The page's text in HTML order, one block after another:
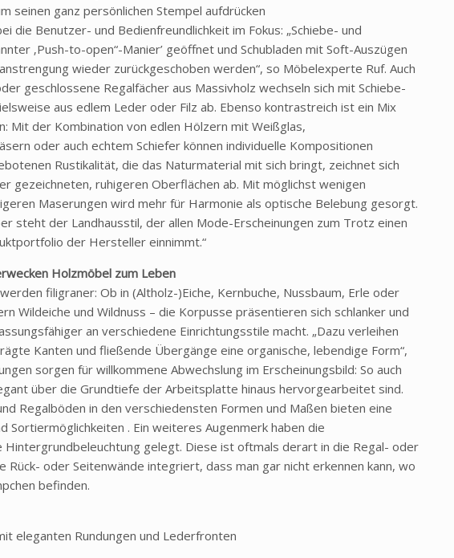
seinen ganz persönlichen Stempel aufdrücken
die Benutzer- und Bedienfreundlichkeit im Fokus: „Schiebe- und
‚Push-to-open“-Manier’ geöffnet und Schubladen mit Soft-Auszügen
wieder zurückgeschoben werden“, so Möbelexperte Ruf. Auch
geschlossene Regalfächer aus Massivholz wechseln sich mit Schiebe-
aus edlem Leder oder Filz ab. Ebenso kontrastreich ist ein Mix
Mit der Kombination von edlen Hölzern mit Weißglas,
oder auch echtem Schiefer können individuelle Kompositionen
Rustikalität, die das Naturmaterial mit sich bringt, zeichnet sich
gezeichneten, ruhigeren Oberflächen ab. Mit möglichst wenigen
Maserungen wird mehr für Harmonie als optische Belebung gesorgt.
steht der Landhausstil, der allen Mode-Erscheinungen zum Trotz einen
der Hersteller einnimmt.“
Holzmöbel zum Leben
filigraner: Ob in (Altholz-)Eiche, Kernbuche, Nussbaum, Erle oder
Wildeiche und Wildnuss – die Korpusse präsentieren sich schlanker und
an verschiedene Einrichtungsstile macht. „Dazu verleihen
Kanten und fließende Übergänge eine organische, lebendige Form“,
sorgen für willkommene Abwechslung im Erscheinungsbild: So auch
über die Grundtiefe der Arbeitsplatte hinaus hervorgearbeitet sind.
Regalböden in den verschiedensten Formen und Maßen bieten eine
Sortiermöglichkeiten . Ein weiteres Augenmerk haben die
Hintergrundbeleuchtung gelegt. Diese ist oftmals derart in die Regal- oder
Rück- oder Seitenwände integriert, dass man gar nicht erkennen kann, wo
befinden.
eleganten Rundungen und Lederfronten